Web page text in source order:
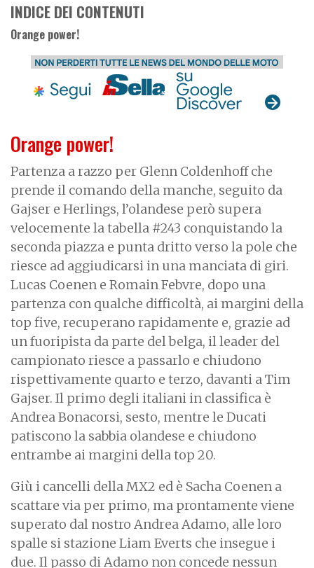
Orange power!
Partenza a razzo per Glenn Coldenhoff che
prende il comando della manche, seguito da
Gajser e Herlings, l’olandese però supera
velocemente la tabella #243 conquistando la
seconda piazza e punta dritto verso la pole che
riesce ad aggiudicarsi in una manciata di giri.
Lucas Coenen e Romain Febvre, dopo una
partenza con qualche difficoltà, ai margini della
top five, recuperano rapidamente e, grazie ad
un fuoripista da parte del belga, il leader del
campionato riesce a passarlo e chiudono
rispettivamente quarto e terzo, davanti a Tim
Gajser. Il primo degli italiani in classifica è
Andrea Bonacorsi, sesto, mentre le Ducati
patiscono la sabbia olandese e chiudono
entrambe ai margini della top 20.
Giù i cancelli della MX2 ed è Sacha Coenen a
scattare via per primo, ma prontamente viene
superato dal nostro Andrea Adamo, alle loro
spalle si stazione Liam Everts che insegue i
due. Il passo di Adamo non concede nessun
INDICE DEI CONTENUTI
Orange power!